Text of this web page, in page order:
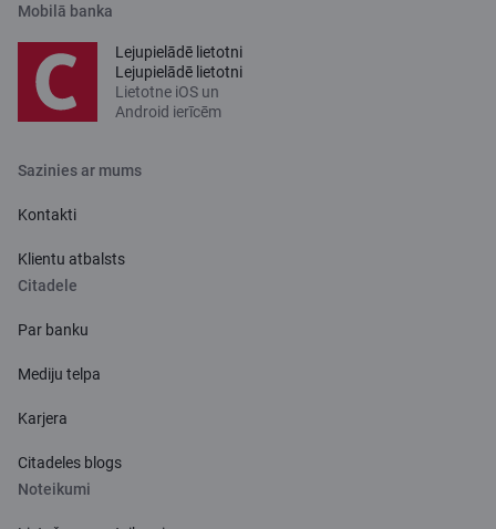
Mobilā banka
Lejupielādē lietotni
Lejupielādē lietotni
Lietotne iOS un
Android ierīcēm
Sazinies ar mums
Kontakti
Klientu atbalsts
Citadele
Par banku
Mediju telpa
Karjera
Citadeles blogs
Noteikumi